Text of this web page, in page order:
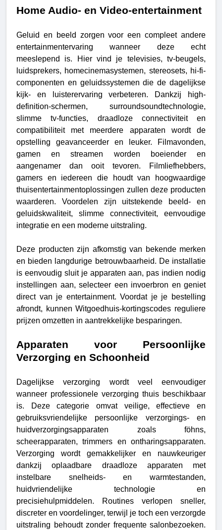
Home Audio- en Video-entertainment
Geluid en beeld zorgen voor een compleet andere
entertainmentervaring wanneer deze echt
meeslepend is. Hier vind je televisies, tv-beugels,
luidsprekers, homecinemasystemen, stereosets, hi-fi-
componenten en geluidssystemen die de dagelijkse
kijk- en luisterervaring verbeteren. Dankzij high-
definition-schermen, surroundsoundtechnologie,
slimme tv-functies, draadloze connectiviteit en
compatibiliteit met meerdere apparaten wordt de
opstelling geavanceerder en leuker.
Filmavonden,
gamen en streamen worden boeiender en
aangenamer dan ooit tevoren. Filmliefhebbers,
gamers en iedereen die houdt van hoogwaardige
thuisentertainmentoplossingen zullen deze producten
waarderen. Voordelen zijn uitstekende beeld- en
geluidskwaliteit, slimme connectiviteit, eenvoudige
integratie en een moderne uitstraling.
Deze producten zijn afkomstig van bekende merken
en bieden langdurige betrouwbaarheid. De installatie
is eenvoudig sluit je apparaten aan, pas indien nodig
instellingen aan, selecteer een invoerbron en geniet
direct van je entertainment. Voordat je je bestelling
afrondt, kunnen Witgoedhuis-kortingscodes reguliere
prijzen omzetten in aantrekkelijke besparingen.
Apparaten voor Persoonlijke
Verzorging en Schoonheid
Dagelijkse verzorging wordt veel eenvoudiger
wanneer professionele verzorging thuis beschikbaar
is. Deze categorie omvat veilige, effectieve en
gebruiksvriendelijke persoonlijke verzorgings- en
huidverzorgingsapparaten zoals föhns,
scheerapparaten, trimmers en ontharingsapparaten.
Verzorging wordt gemakkelijker en nauwkeuriger
dankzij oplaadbare draadloze apparaten met
instelbare snelheids- en warmtestanden,
huidvriendelijke technologie en
precisiehulpmiddelen.
Routines verlopen sneller,
discreter en voordelinger, terwijl je toch een verzorgde
uitstraling behoudt zonder frequente salonbezoeken.